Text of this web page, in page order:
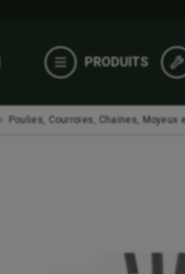
PRODUITS
Poulies, Courroies, Chaines, Moyeux